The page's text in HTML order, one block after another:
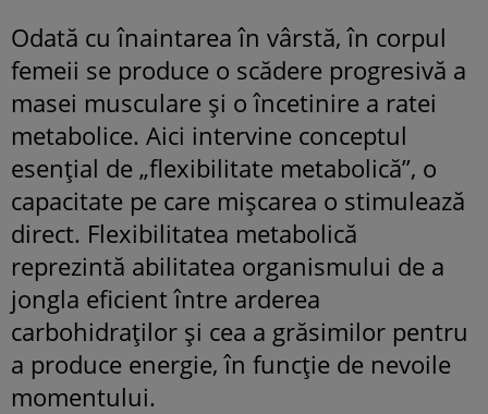
Odată cu înaintarea în vârstă, în corpul
femeii se produce o scădere progresivă a
masei musculare și o încetinire a ratei
metabolice. Aici intervine conceptul
esențial de „flexibilitate metabolică”, o
capacitate pe care mișcarea o stimulează
direct. Flexibilitatea metabolică
reprezintă abilitatea organismului de a
jongla eficient între arderea
carbohidraților și cea a grăsimilor pentru
a produce energie, în funcție de nevoile
momentului.